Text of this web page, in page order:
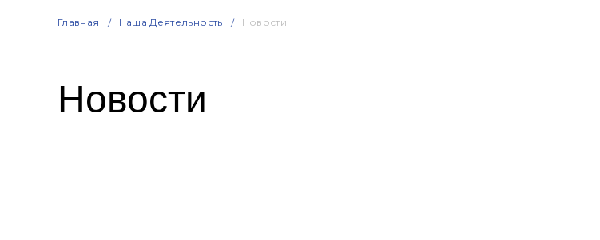
Главная Наша Деятельность Новости
Новости